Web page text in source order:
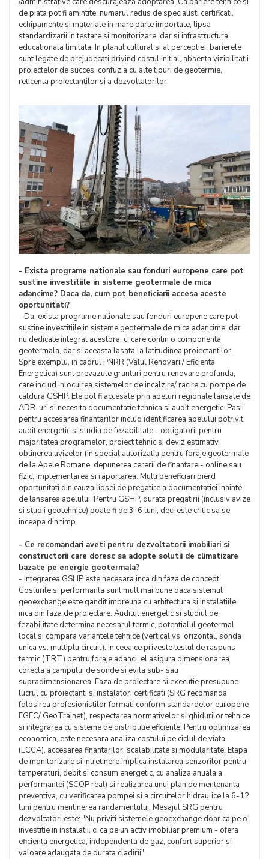
de piata pot fi amintite: numarul redus de specialisti certificati,
echipamente si materiale in mare parte importate, lipsa
standardizarii in testare si monitorizare, dar si infrastructura
educationala limitata. In planul cultural si al perceptiei, barierele
sunt legate de prejudecati privind costul initial, absenta vizibilitatii
proiectelor de succes, confuzia cu alte tipuri de geotermie,
reticenta proiectantilor si a dezvoltatorilor.
- Exista programe nationale sau fonduri europene care pot
sustine investitiile in sisteme geotermale de mica
adancime? Daca da, cum pot beneficiarii accesa aceste
oportunitati?
- Da, exista programe nationale sau fonduri europene care pot
sustine investitiile in sisteme geotermale de mica adancime, dar
nu dedicate integral acestora, ci care contin o componenta
geotermala, dar si aceasta lasata la latitudinea proiectantilor.
Spre exemplu, in cadrul PNRR (Valul Renovarii/ Eficienta
Energetica) sunt prevazute granturi pentru renovare profunda,
care includ inlocuirea sistemelor de incalzire/ racire cu pompe de
caldura GSHP. Ele pot fi accesate prin apeluri regionale lansate de
ADR-uri si necesita documentatie tehnica si audit energetic. Pasii
pentru accesarea finantarilor includ identificarea apelului potrivit,
audit energetic si studiu de fezabilitate - obligatorii pentru
majoritatea programelor, proiect tehnic si deviz estimativ,
obtinerea avizelor (in special autorizatia pentru foraje geotermale
de la Apele Romane, depunerea cererii de finantare - online sau
fizic, implementarea si raportarea. Multi beneficiari pierd
oportunitati din cauza lipsei de pregatire a documentatiei inainte
de lansarea apelului. Pentru GSHP, durata pregatirii (inclusiv avize
si studii geotehnice) poate fi de 3-6 luni, deci este critic sa se
inceapa din timp.
- Ce recomandari aveti pentru dezvoltatorii imobiliari si
constructorii care doresc sa adopte solutii de climatizare
bazate pe energie geotermala?
- Integrarea GSHP este necesara inca din faza de concept.
Costurile si performanta sunt mult mai bune daca sistemul
geoexchange este gandit impreuna cu arhitectura si instalatiile
inca din faza de proiectare. Auditul energetic si studiul de
fezabilitate determina necesarul termic, potentialul geotermal
local si compara variantele tehnice (vertical vs. orizontal, sonda
unica vs. multiplu circuit). In ceea ce priveste testul de raspuns
termic (TRT) pentru foraje adanci, el asigura dimensionarea
corecta a campului de sonde si evita sub- sau
supradimensionarea. Faza de proiectare si executie presupune
lucrul cu proiectanti si instalatori certificati (SRG recomanda
folosirea profesionistilor formati conform standardelor europene
EGEC/ GeoTrainet), respectarea normativelor si ghidurilor tehnice
si integrarea cu sisteme de distributie eficiente. Pentru optimizarea
economica, este necesara analiza costului pe ciclul de viata
(LCCA), accesarea finantarilor, scalabilitate si modularitate. Etapa
de monitorizare si intretinere implica instalarea senzorilor pentru
temperaturi, debit si consum energetic, cu analiza anuala a
performantei (SCOP real) si realizarea unui plan de mentenanta
preventiva, cu verificarea pompei si a circuitelor hidraulice la 6-12
luni pentru mentinerea randamentului. Mesajul SRG pentru
dezvoltatori este: "Nu priviti sistemele geoexchange doar ca pe o
investitie in instalatii, ci ca pe un activ imobiliar premium - ofera
eficienta energetica, independenta de gaz, confort superior si
valoare adaugata de durata cladirii".